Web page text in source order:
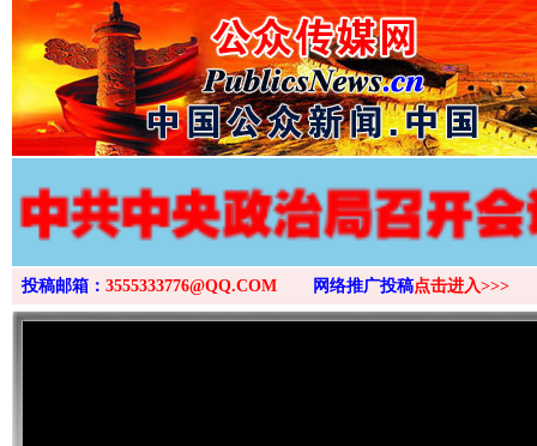
投稿邮箱： 3555333776@QQ.COM 网络推广投稿点击进入>>>